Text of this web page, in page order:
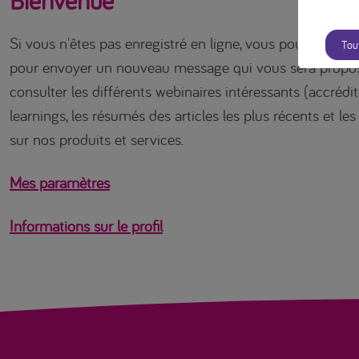
Si vous n'êtes pas enregistré en ligne, vous pouvez
pour envoyer un nouveau message qui vous sera
consulter les différents webinaires intéressants
learnings, les résumés des articles les plus récents et
sur nos produits et services.
Mes paramètres
Informations sur le profil